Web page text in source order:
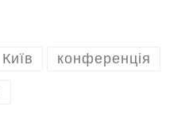
Київ конференція